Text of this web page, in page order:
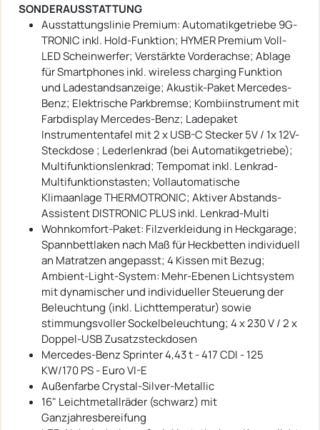
SONDERAUSSTATTUNG
Ausstattungslinie Premium: Automatikgetriebe 9G-
TRONIC inkl. Hold-Funktion; HYMER Premium Voll-
LED Scheinwerfer; Verstärkte Vorderachse; Ablage
für Smartphones inkl. wireless charging Funktion
und Ladestandsanzeige; Akustik-Paket Mercedes-
Benz; Elektrische Parkbremse; Kombiinstrument mit
Farbdisplay Mercedes-Benz; Ladepaket
Instrumententafel mit 2 x USB-C Stecker 5V / 1x 12V-
Steckdose ; Lederlenkrad (bei Automatikgetriebe);
Multifunktionslenkrad; Tempomat inkl. Lenkrad-
Multifunktionstasten; Vollautomatische
Klimaanlage THERMOTRONIC; Aktiver Abstands-
Assistent DISTRONIC PLUS inkl. Lenkrad-Multi
Wohnkomfort-Paket: Filzverkleidung in Heckgarage;
Spannbettlaken nach Maß für Heckbetten individuell
an Matratzen angepasst; 4 Kissen mit Bezug;
Ambient-Light-System: Mehr-Ebenen Lichtsystem
mit dynamischer und individueller Steuerung der
Beleuchtung (inkl. Lichttemperatur) sowie
stimmungsvoller Sockelbeleuchtung; 4 x 230 V / 2 x
Doppel-USB Zusatzsteckdosen
Mercedes-Benz Sprinter 4,43 t - 417 CDI - 125
KW/170 PS - Euro VI-E
Außenfarbe Crystal-Silver-Metallic
16" Leichtmetallräder (schwarz) mit
Ganzjahresbereifung